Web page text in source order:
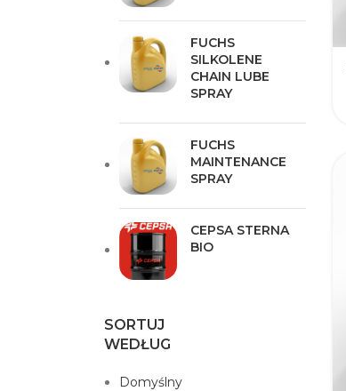
FUCHS
SILKOLENE
CHAIN LUBE
SPRAY
FUCHS
MAINTENANCE
SPRAY
CEPSA STERNA
BIO
SORTUJ
WEDŁUG
Domyślny